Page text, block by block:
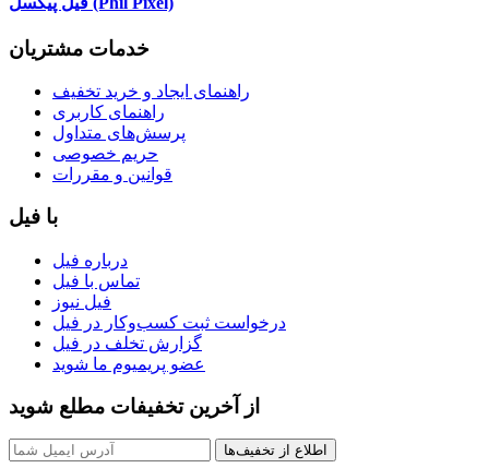
خدمات مشتریان
راهنمای ایجاد و خرید تخفیف
راهنمای کاربری
پرسش‌های متداول
حریم خصوصی
قوانین و مقررات
با فیل
درباره فیل
تماس با فیل
فیل نیوز
درخواست ثبت کسب‌و‌کار در فیل
گزارش تخلف در فیل
عضو پریمیوم ما شوید
از آخرین تخفیفات مطلع شوید
اطلاع از تخفیف‌ها